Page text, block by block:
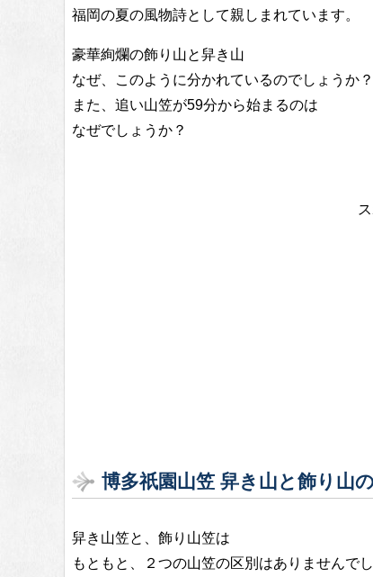
福岡の夏の風物詩として親しまれています。
豪華絢爛の飾り山と舁き山
なぜ、このように分かれているのでしょうか？
また、追い山笠が59分から始まるのは
なぜでしょうか？
博多祇園山笠 舁き山と飾り山
舁き山笠と、飾り山笠は
もともと、２つの山笠の区別はありませんでし